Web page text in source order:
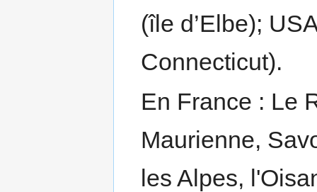
(île d’Elbe);
Connecticut).
En France : Le
Maurienne,
les Alpes,